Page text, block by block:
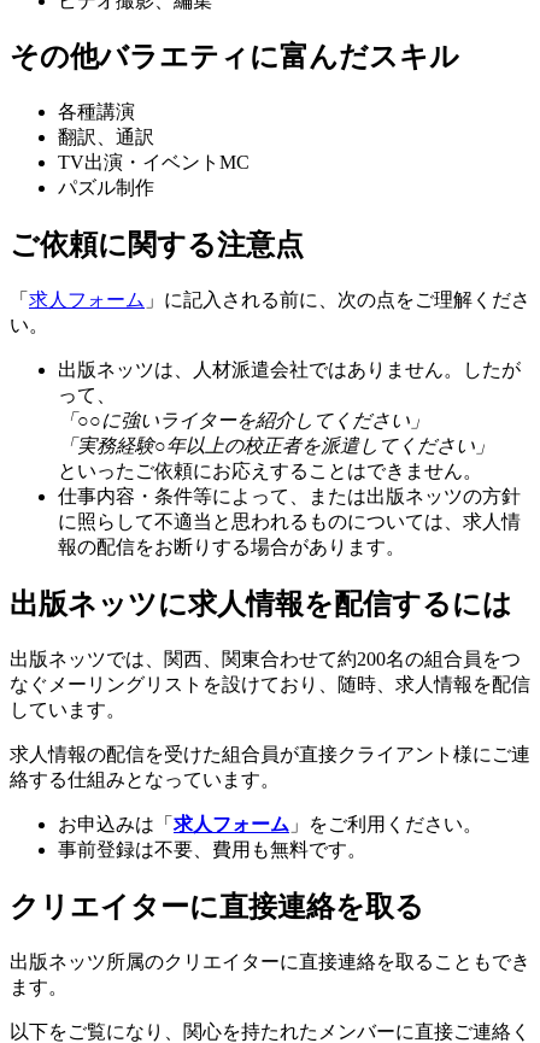
その他バラエティに富んだスキル
各種講演
翻訳、通訳
TV出演・イベントMC
パズル制作
ご依頼に関する注意点
「 求人フォーム 」に記入される前に、次の点をご理解くださ
い。
出版ネッツは、人材派遣会社ではありません。したが
って、
「○○に強いライターを紹介してください」
「実務経験○年以上の校正者を派遣してください」
といったご依頼にお応えすることはできません。
仕事内容・条件等によって、または出版ネッツの方針
に照らして不適当と思われるものについては、求人情
報の配信をお断りする場合があります。
出版ネッツに求人情報を配信するには
出版ネッツでは、関西、関東合わせて約200名の組合員をつ
なぐメーリングリストを設けており、随時、求人情報を配信
しています。
求人情報の配信を受けた組合員が直接クライアント様にご連
絡する仕組みとなっています。
お申込みは「 求人フォーム 」をご利用ください。
事前登録は不要、費用も無料です。
クリエイターに直接連絡を取る
出版ネッツ所属のクリエイターに直接連絡を取ることもでき
ます。
以下をご覧になり、関心を持たれたメンバーに直接ご連絡く